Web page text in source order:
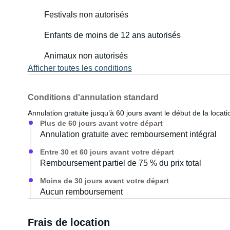
Festivals non autorisés
Enfants de moins de 12 ans autorisés
Animaux non autorisés
Afficher toutes les conditions
Conditions d'annulation standard
Annulation gratuite jusqu’à 60 jours avant le début de la
Plus de 60 jours avant votre départ
Annulation gratuite avec remboursement intégral
Entre 30 et 60 jours avant votre départ
Remboursement partiel de 75 % du prix total
Moins de 30 jours avant votre départ
Aucun remboursement
Frais de location